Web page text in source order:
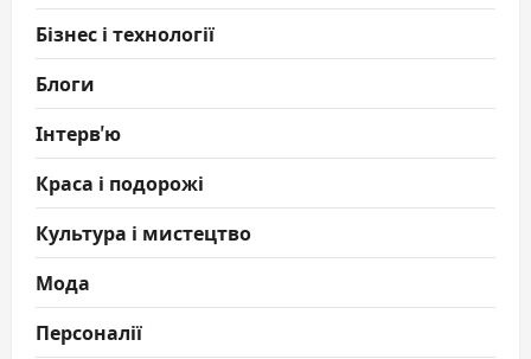
Бізнес і технології
Блоги
Інтерв'ю
Краса і подорожі
Культура і мистецтво
Мода
Персоналії